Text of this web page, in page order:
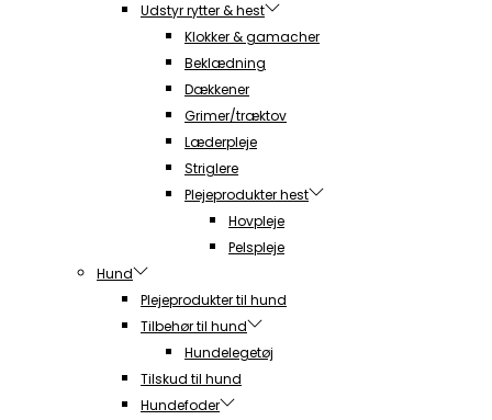
Udstyr rytter & hest
Klokker & gamacher
Beklædning
Dækkener
Grimer/træktov
Læderpleje
Striglere
Plejeprodukter hest
Hovpleje
Pelspleje
Hund
Plejeprodukter til hund
Tilbehør til hund
Hundelegetøj
Tilskud til hund
Hundefoder